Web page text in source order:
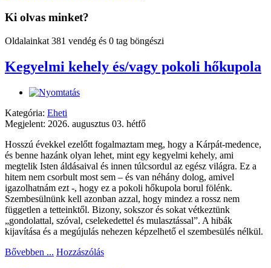
Ki olvas minket?
Oldalainkat 381 vendég és 0 tag böngészi
Kegyelmi kehely és/vagy pokoli hőkupola
Kategória: Eheti
Megjelent: 2026. augusztus 03. hétfő
Hosszú évekkel ezelőtt fogalmaztam meg, hogy a Kárpát-medence,
és benne hazánk olyan lehet, mint egy kegyelmi kehely, ami
megtelik Isten áldásaival és innen túlcsordul az egész világra. Ez a
hitem nem csorbult most sem – és van néhány dolog, amivel
igazolhatnám ezt -, hogy ez a pokoli hőkupola borul fölénk.
Szembesülnünk kell azonban azzal, hogy mindez a rossz nem
független a tetteinktől. Bizony, sokszor és sokat vétkeztünk
„gondolattal, szóval, cselekedettel és mulasztással”. A hibák
kijavítása és a megújulás nehezen képzelhető el szembesülés nélkül.
Bővebben ... Hozzászólás